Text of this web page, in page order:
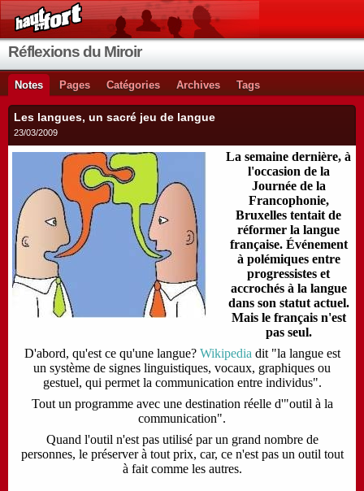
Réflexions du Miroir
Notes Pages Catégories Archives Tags
Les langues, un sacré jeu de langue
23/03/2009
La semaine dernière, à
l'occasion de la
Journée de la
Francophonie,
Bruxelles tentait de
réformer la langue
française. Événement
à polémiques entre
progressistes et
accrochés à la langue
dans son statut actuel.
Mais le français n'est
pas seul.
D'abord, qu'est ce qu'une langue? Wikipedia dit "la langue est
un système de signes linguistiques, vocaux, graphiques ou
gestuel, qui permet la communication entre individus".
Tout un programme avec une destination réelle d'"outil à la
communication".
Quand l'outil n'est pas utilisé par un grand nombre de
personnes, le préserver à tout prix, car, ce n'est pas un outil tout
à fait comme les autres.